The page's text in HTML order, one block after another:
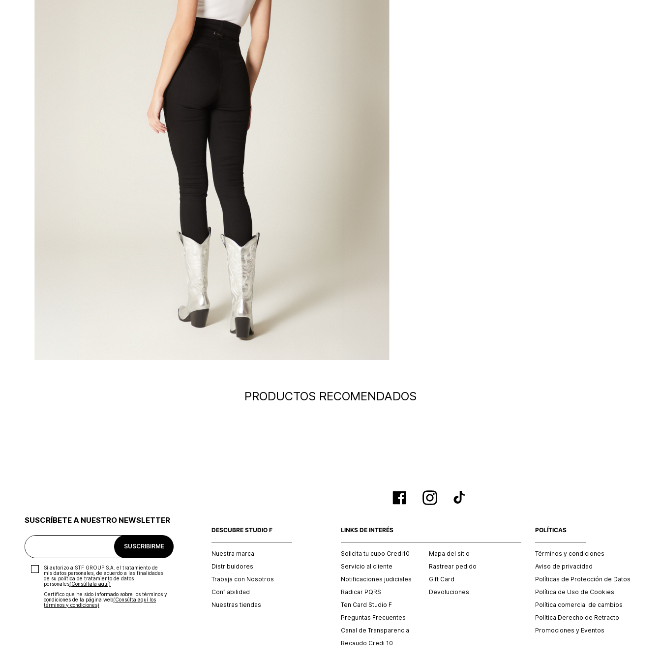
PRODUCTOS RECOMENDADOS
SUSCRÍBETE A NUESTRO NEWSLETTER
SUSCRIBIRME
Sí autorizo a STF GROUP S.A. el tratamiento de
mis datos personales, de acuerdo a las finalidades
de su política de tratamiento de datos
personales‎(Consúltala aquí)
Certifico que he sido informado sobre los términos y
condiciones de la página web‎(Consúlta aquí los
términos y condiciones)
DESCUBRE STUDIO F
Nuestra marca
Distribuidores
Trabaja con Nosotros
Confiabilidad
Nuestras tiendas
LINKS DE INTERÉS
Solicita tu cupo Credi10
Servicio al cliente
Notificaciones judiciales
Radicar PQRS
Ten Card Studio F
Preguntas Frecuentes
Canal de Transparencia
Recaudo Credi 10
Mapa del sitio
Rastrear pedido
Gift Card
Devoluciones
POLÍTICAS
Términos y condiciones
Aviso de privacidad
Políticas de Protección de Datos
Política de Uso de Cookies
Política comercial de cambios
Política Derecho de Retracto
Promociones y Eventos